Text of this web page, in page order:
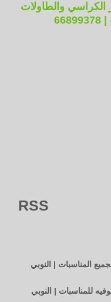
الكراسي والطاولات
RSS
المناسبات | النوبي
للمناسبات | النوبي